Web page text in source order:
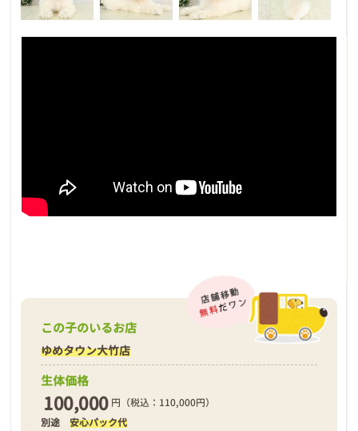
この子のいるお店
ゆめタウン大竹店
生体価格
100,000 円（税込：110,000円）
別途安心パック代